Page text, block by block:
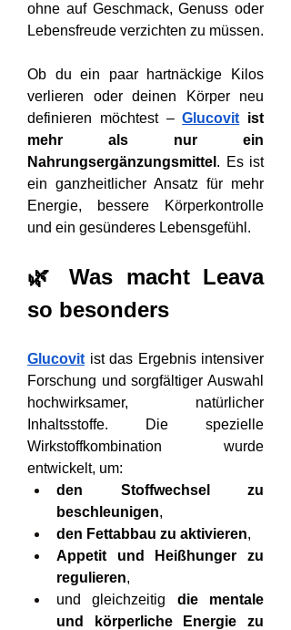
ohne auf Geschmack, Genuss oder
Lebensfreude verzichten zu müssen.
Ob du ein paar hartnäckige Kilos
verlieren oder deinen Körper neu
definieren möchtest – Glucovit ist
mehr als nur ein
Nahrungsergänzungsmittel . Es ist
ein ganzheitlicher Ansatz für mehr
Energie, bessere Körperkontrolle
und ein gesünderes Lebensgefühl.
🌿 Was macht Leava
so besonders
Glucovit ist das Ergebnis intensiver
Forschung und sorgfältiger Auswahl
hochwirksamer, natürlicher
Inhaltsstoffe. Die spezielle
Wirkstoffkombination wurde
entwickelt, um:
den Stoffwechsel zu
beschleunigen,
den Fettabbau zu aktivieren,
Appetit und Heißhunger zu
regulieren,
und gleichzeitig die mentale
und körperliche Energie zu